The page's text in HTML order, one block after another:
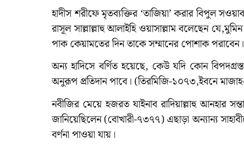
হাদীস শরীফে মৃতব্যক্তির ‘তাজিয়া’ করার বিপুল
রাসূল সাল্লাল্লাহু আলাইহি ওয়াসাল্লাম বলেছেন
পাক কেয়ামতের দিন তাকে সম্মানের পোশাক
অন্য হাদিসে বর্ণিত হয়েছে, কেউ যদি কোন
অনুরূপ প্রতিদান পাবে। (তিরমিজি-১০৭৩,ইবনে
নবীজির মেয়ে হজরত যাইনাব রাদিয়াল্লাহু আনহার
জানিয়েছিলেন (বোখারী-৭৩৭৭) এছাড়া অন্যান্য
বর্ণনা পাওয়া যায়।